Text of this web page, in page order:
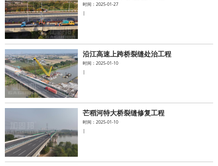
时间：2025-01-27
|
沿江高速上跨桥裂缝处治工程
时间：2025-01-10
|
芒稻河特大桥裂缝修复工程
时间：2025-01-10
|